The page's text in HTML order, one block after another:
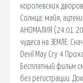
королевских
Солнца: майя,
АНОМАЛИЯ
чудеса на ЗЕМЛЕ.
Devil May Cry 4
Бесплатный фильм
без регистрации.